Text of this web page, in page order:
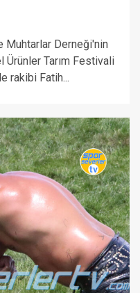
Muhtarlar Derneği'nin
Tarım Festivali
rakibi Fatih...